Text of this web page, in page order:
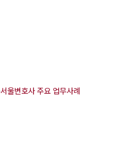
서울변호사 주요 업무사례